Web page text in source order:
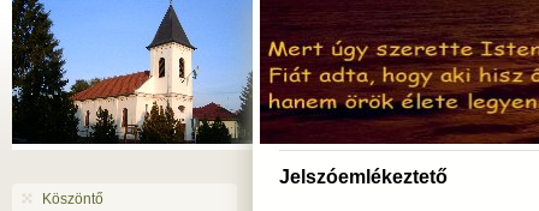
Köszöntő
Jelszóemlékeztető